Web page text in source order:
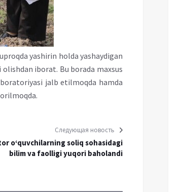
yashirin holda yashaydigan
iborat. Bu borada maxsus
jalb etilmoqda hamda
Следующая новость
o‘quvchilarning soliq sohasidagi
bilim va faolligi yuqori baholandi